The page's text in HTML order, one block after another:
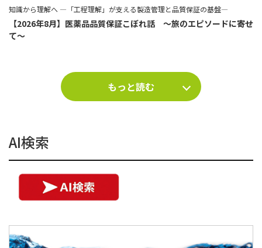
知識から理解へ ―「工程理解」が支える製造管理と品質保証の基盤―
【2026年8月】医薬品品質保証こぼれ話 ～旅のエピソードに寄せ
て～
もっと読む
AI検索